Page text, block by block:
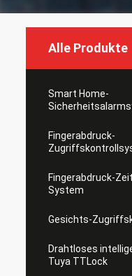
Alle Produkte
Smart Home-
Fingerabdruck-
Fingerabdruck-
System
Gesichts-
Drahtloses
Tuya TTLock